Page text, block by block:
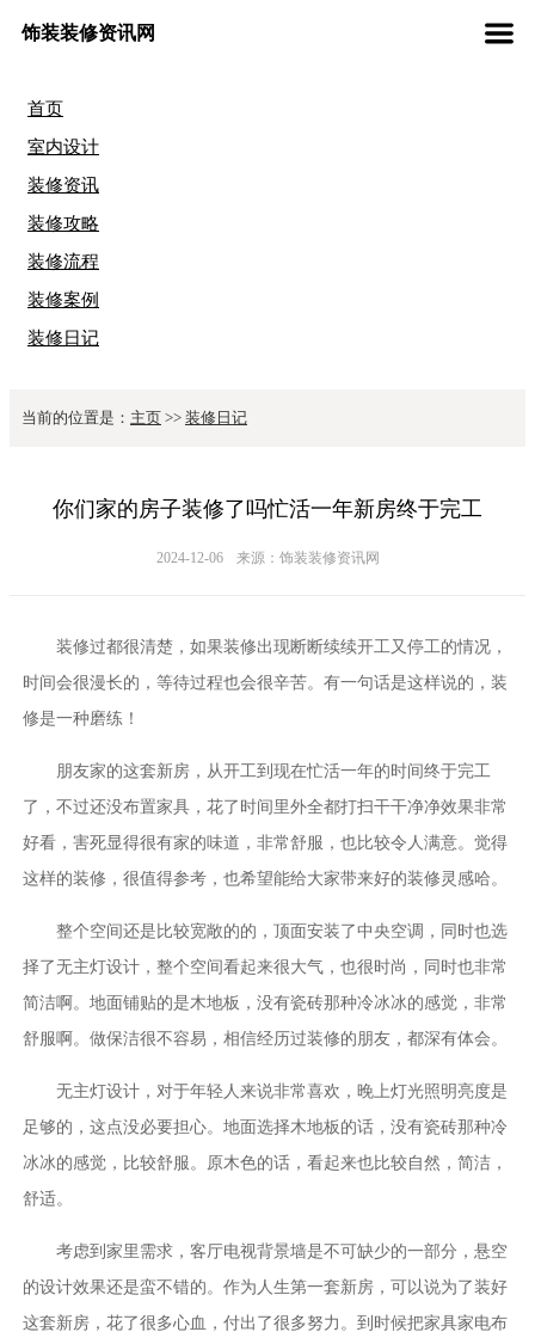
饰装装修资讯网
首页
室内设计
装修资讯
装修攻略
装修流程
装修案例
装修日记
当前的位置是： 主页 >> 装修日记
你们家的房子装修了吗忙活一年新房终于完工
2024-12-06 来源：饰装装修资讯网
装修过都很清楚，如果装修出现断断续续开工又停工的情况，
时间会很漫长的，等待过程也会很辛苦。有一句话是这样说的，装
修是一种磨练！
朋友家的这套新房，从开工到现在忙活一年的时间终于完工
了，不过还没布置家具，花了时间里外全都打扫干干净净效果非常
好看，害死显得很有家的味道，非常舒服，也比较令人满意。觉得
这样的装修，很值得参考，也希望能给大家带来好的装修灵感哈。
整个空间还是比较宽敞的的，顶面安装了中央空调，同时也选
择了无主灯设计，整个空间看起来很大气，也很时尚，同时也非常
简洁啊。地面铺贴的是木地板，没有瓷砖那种冷冰冰的感觉，非常
舒服啊。做保洁很不容易，相信经历过装修的朋友，都深有体会。
无主灯设计，对于年轻人来说非常喜欢，晚上灯光照明亮度是
足够的，这点没必要担心。地面选择木地板的话，没有瓷砖那种冷
冰冰的感觉，比较舒服。原木色的话，看起来也比较自然，简洁，
舒适。
考虑到家里需求，客厅电视背景墙是不可缺少的一部分，悬空
的设计效果还是蛮不错的。作为人生第一套新房，可以说为了装好
这套新房，花了很多心血，付出了很多努力。到时候把家具家电布